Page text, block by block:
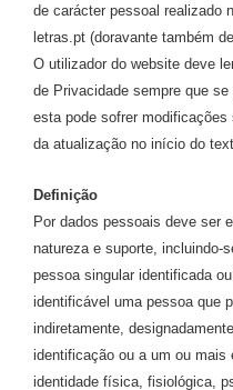
de carácter pessoal realizado
letras.pt (doravante também
O utilizador do website deve
de Privacidade sempre que
esta pode sofrer
da atualização no início do
Definição
Por dados pessoais deve ser
natureza e suporte, incluindo-
pessoa singular identificada
identificável uma pessoa que
indiretamente,
identificação ou a um ou
identidade física, fisiológica,